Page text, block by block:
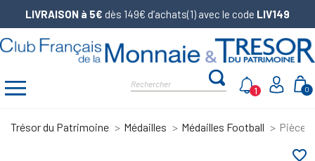
LIVRAISON à 5€ dès 149€ d’achats(1) avec le code LIV149
0
1
Trésor du Patrimoine Médailles Médailles Football Pièce
favorite_border